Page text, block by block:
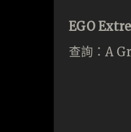
EGO
查詢：A